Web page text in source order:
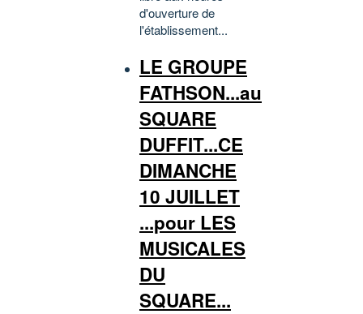
d'ouverture de
l'établissement...
LE GROUPE
FATHSON...au
SQUARE
DUFFIT...CE
DIMANCHE
10 JUILLET
...pour LES
MUSICALES
DU
SQUARE...